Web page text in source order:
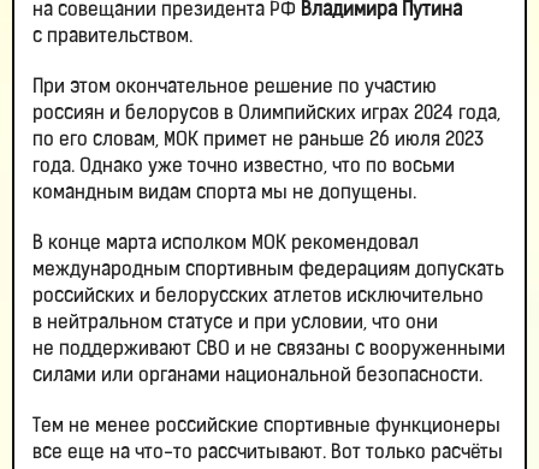
на совещании президента РФ Владимира Путина
с правительством.
При этом окончательное решение по участию
россиян и белорусов в Олимпийских играх 2024 года,
по его словам, МОК примет не раньше 26 июля 2023
года. Однако уже точно известно, что по восьми
командным видам спорта мы не допущены.
В конце марта исполком МОК рекомендовал
международным спортивным федерациям допускать
российских и белорусских атлетов исключительно
в нейтральном статусе и при условии, что они
не поддерживают СВО и не связаны с вооруженными
силами или органами национальной безопасности.
Тем не менее российские спортивные функционеры
все еще на что-то рассчитывают. Вот только расчёты